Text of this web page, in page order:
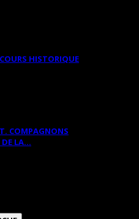
HISTORIQUE
COMPAGNONS
LA...